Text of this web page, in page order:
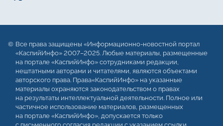
Все права защищены «Информационно-новостной портал
«КаспийИнфо» 2007–2025. Любые материалы, размещенные
на портале «КаспийИнфо» сотрудниками редакции,
нештатными авторами и читателями, являются объектами
авторского права. Права«КаспийИнфо» на указанные
материалы охраняются законодательством о правах
на результаты интеллектуальной деятельности. Полное или
частичное использование материалов, размещенных
на портале «КаспийИнфо», допускается только